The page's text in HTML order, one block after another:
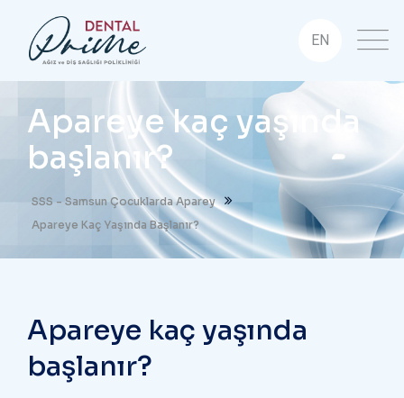
EN
Apareye kaç yaşında
başlanır?
SSS - Samsun Çocuklarda Aparey
Apareye Kaç Yaşında Başlanır?
Apareye kaç yaşında
başlanır?